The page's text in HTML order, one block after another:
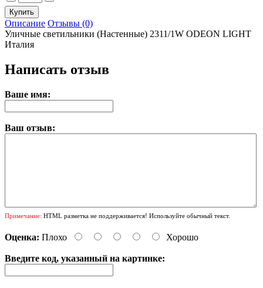
Описание Отзывы (0)
Уличные светильники (Настенные) 2311/1W ODEON LIGHT
Италия
Написать отзыв
Ваше имя:
Ваш отзыв:
Примечание: HTML разметка не поддерживается! Используйте обычный текст.
Оценка: Плохо Хорошо
Введите код, указанный на картинке: